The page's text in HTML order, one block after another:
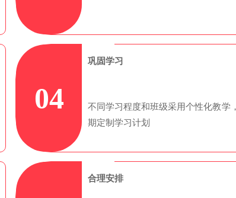
04
巩固学习
不同学习程度和班级采用个性化教学
期定制学习计划
合理安排